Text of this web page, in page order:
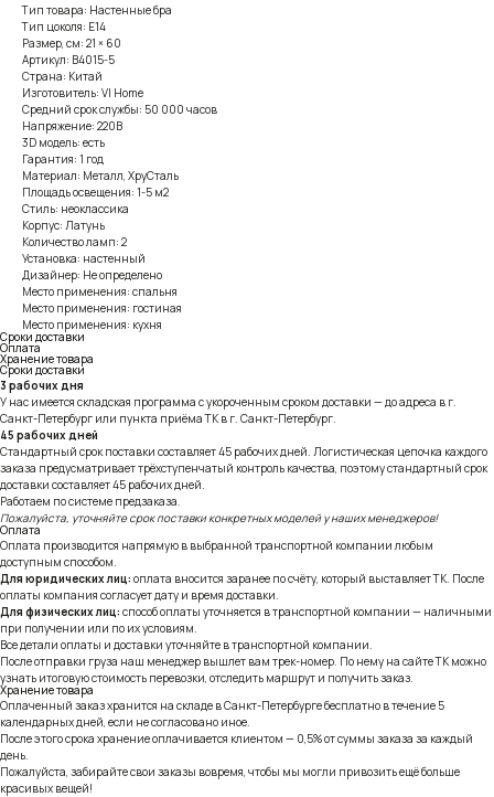
Тип товара: Настенные бра
Тип цоколя: E14
Размер, см: 21 × 60
Артикул: B4015-5
Страна: Китай
Изготовитель: VI Home
Средний срок службы: 50 000 часов
Напряжение: 220В
3D модель: есть
Гарантия: 1 год
Материал: Металл, ХруСталь
Площадь освещения: 1-5 м2
Стиль: неоклассика
Корпус: Латунь
Количество ламп: 2
Установка: настенный
Дизайнер: Не определено
Место применения: спальня
Место применения: гостиная
Место применения: кухня
Сроки доставки
Оплата
Хранение товара
Сроки доставки
3 рабочих дня
У нас имеется складская программа с укороченным сроком доставки — до адреса в г.
Санкт-Петербург или пункта приёма ТК в г. Санкт-Петербург.
45 рабочих дней
Стандартный срок поставки составляет 45 рабочих дней. Логистическая цепочка каждого
заказа предусматривает трёхступенчатый контроль качества, поэтому стандартный срок
доставки составляет 45 рабочих дней.
Работаем по системе предзаказа.
Пожалуйста, уточняйте срок поставки конкретных моделей у наших менеджеров!
Оплата
Оплата производится напрямую в выбранной транспортной компании любым
доступным способом.
Для юридических лиц: оплата вносится заранее по счёту, который выставляет ТК. После
оплаты компания согласует дату и время доставки.
Для физических лиц: способ оплаты уточняется в транспортной компании — наличными
при получении или по их условиям.
Все детали оплаты и доставки уточняйте в транспортной компании.
После отправки груза наш менеджер вышлет вам трек-номер. По нему на сайте ТК можно
узнать итоговую стоимость перевозки, отследить маршрут и получить заказ.
Хранение товара
Оплаченный заказ хранится на складе в Санкт-Петербурге бесплатно в течение 5
календарных дней, если не согласовано иное.
После этого срока хранение оплачивается клиентом — 0,5% от суммы заказа за каждый
день.
Пожалуйста, забирайте свои заказы вовремя, чтобы мы могли привозить ещё больше
красивых вещей!